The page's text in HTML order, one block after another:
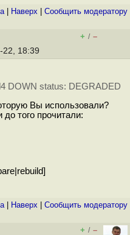
| Наверх Cообщить модератору
+ / –
22, 18:39
DOWN status: DEGRADED
Вы использовали?
до того прочитали:
| Наверх Cообщить модератору
+ / –